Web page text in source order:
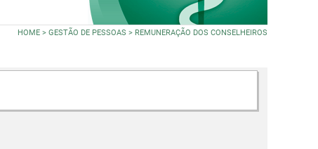
HOME > GESTÃO DE PESSOAS > REMUNERAÇÃO DOS CONSELHEIROS